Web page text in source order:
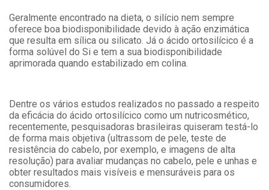
Geralmente encontrado na dieta, o silício nem sempre
oferece boa biodisponibilidade devido à ação enzimática
que resulta em sílica ou silicato. Já o ácido ortosilícico é a
forma solúvel do Si e tem a sua biodisponibilidade
aprimorada quando estabilizado em colina.
Dentre os vários estudos realizados no passado a respeito
da eficácia do ácido ortosilícico como um nutricosmético,
recentemente, pesquisadoras brasileiras quiseram testá-lo
de forma mais objetiva (ultrassom de pele, teste de
resistência do cabelo, por exemplo, e imagens de alta
resolução) para avaliar mudanças no cabelo, pele e unhas e
obter resultados mais visíveis e mensuráveis para os
consumidores.